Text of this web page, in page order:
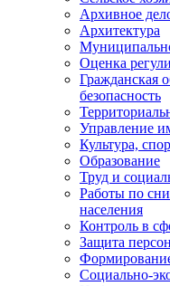
Архивное
Архитектура
Оценка
Гражданская
безопасность
Управление
Культура,
Образование
Труд и
Работы по
населения
Контроль в
Защита
Социально-